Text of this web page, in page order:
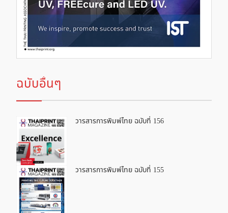
ฉบับอื่นๆ
วารสารการพิมพ์ไทย ฉบับที่ 156
วารสารการพิมพ์ไทย ฉบับที่ 155